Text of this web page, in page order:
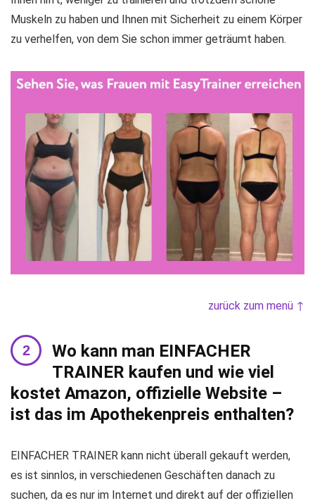
Muskeln zu haben und Ihnen mit Sicherheit zu einem Körper
zu verhelfen, von dem Sie schon immer geträumt haben.
zurück zum menü ↑
Wo kann man EINFACHER
TRAINER kaufen und wie viel
kostet Amazon, offizielle Website –
ist das im Apothekenpreis enthalten?
EINFACHER TRAINER kann nicht überall gekauft werden,
es ist sinnlos, in verschiedenen Geschäften danach zu
suchen, da es nur im Internet und direkt auf der offiziellen